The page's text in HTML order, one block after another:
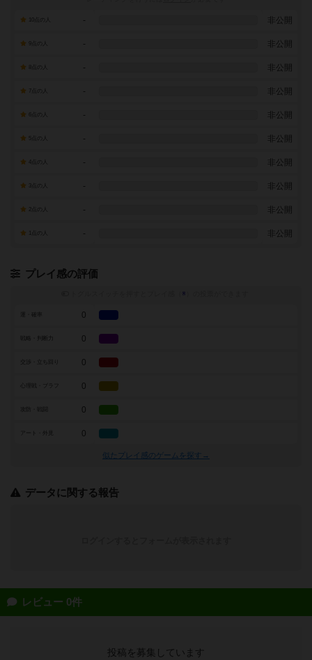
- 非公開
- 非公開
- 非公開
7点の人 - 非公開
- 非公開
- 非公開
- 非公開
- 非公開
- 非公開
- 非公開
プレイ感の評価
※
0
戦略・判断力 0
0
0
0
アート・外見 0
似たプレイ感のゲームを探す→
データに関する報告
レビュー 0件
投稿を募集しています